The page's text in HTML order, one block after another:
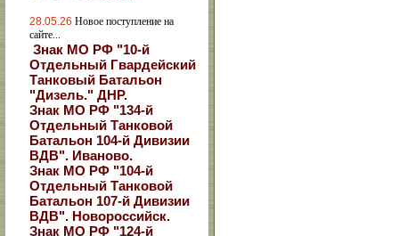
28.05.26 Новое поступление на
сайте...
Знак МО РФ "10-й
Отдельный Гвардейский
Танковый Батальон
"Дизель." ДНР.
Знак МО РФ "134-й
Отдельный Танковой
Батальон 104-й Дивизии
ВДВ". Иваново.
Знак МО РФ "104-й
Отдельный Танковой
Батальон 107-й Дивизии
ВДВ". Новороссийск.
Знак МО РФ "124-й